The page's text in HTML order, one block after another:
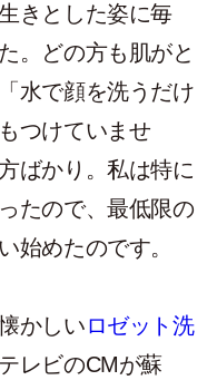
きとした姿に毎
。どの方も肌がと
水で顔を洗うだけ
つけていませ
ばかり。私は特に
たので、最低限の
始めたのです。
かしいロゼット洗
レビのCMが蘇